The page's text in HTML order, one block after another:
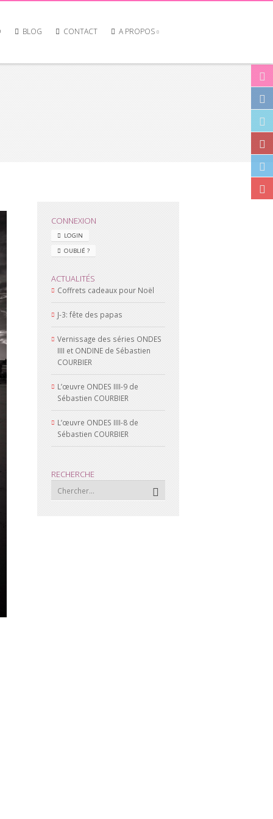
BLOG CONTACT A PROPOS
CONNEXION
LOGIN
OUBLIÉ ?
ACTUALITÉS
Coffrets cadeaux pour Noël
J-3: fête des papas
Vernissage des séries ONDES
IIII et ONDINE de Sébastien
COURBIER
L’œuvre ONDES IIII-9 de
Sébastien COURBIER
L’œuvre ONDES IIII-8 de
Sébastien COURBIER
RECHERCHE